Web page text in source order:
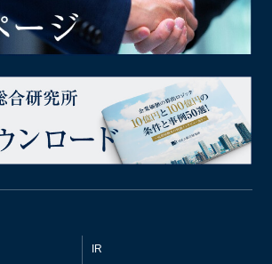
IR